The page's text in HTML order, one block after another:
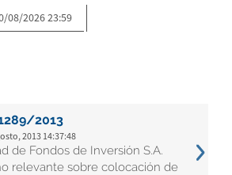
2013
2013 14:37:48
de Fondos de Inversión S.A.
relevante sobre colocación de